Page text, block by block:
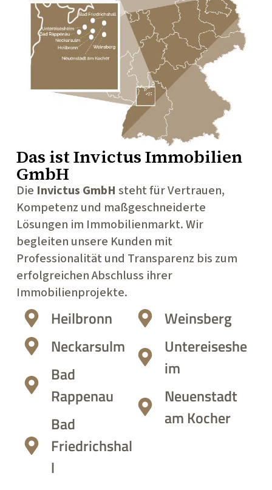
Das istInvictus Immobilien
GmbH
Die Invictus GmbH steht für Vertrauen,
Kompetenz und maßgeschneiderte
Lösungen im Immobilienmarkt. Wir
begleiten unsere Kunden mit
Professionalität und Transparenz bis zum
erfolgreichen Abschluss ihrer
Immobilienprojekte.
Heilbronn
Neckarsulm
Bad
Rappenau
Bad
Friedrichshal
l
Weinsberg
Untereiseshe
im
Neuenstadt
am Kocher